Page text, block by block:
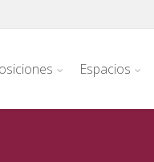
Espacios